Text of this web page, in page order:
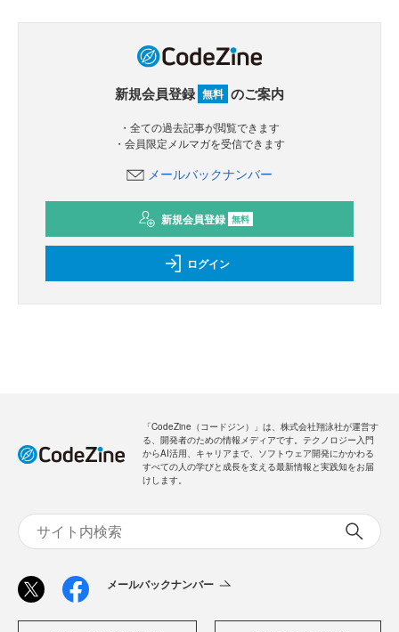
新規会員登録 無料 のご案内
・全ての過去記事が閲覧できます
・会員限定メルマガを受信できます
メールバックナンバー
新規会員登録 無料
ログイン
「CodeZine（コードジン）」は、株式会社翔泳社が運営す
る、開発者のための情報メディアです。テクノロジー入門
からAI活用、キャリアまで、ソフトウェア開発にかかわる
すべての人の学びと成長を支える最新情報と実践知をお届
けします。
メールバックナンバー